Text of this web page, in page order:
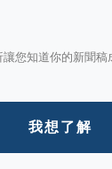
您知道你的新聞稿
我想了解